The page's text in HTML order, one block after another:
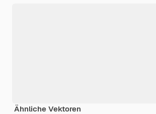
Ähnliche Vektoren